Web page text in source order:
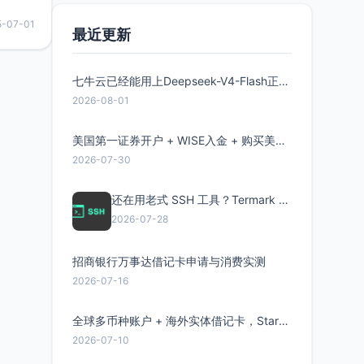
较有
惠的
07-01
最近更新
七牛云已经能用上Deepseek-V4-Flash正式版了，点此领取300万Token
2026-08-01
美国第一证券开户 + WISE入金 + 购买美股全流程分享
2026-07-30
还在用老式 SSH 工具？Termark 新一代跨平台智能SSH客户端了解一下
2026-07-28
招商银行万事达借记卡申请与消费实测
2026-07-16
全球多币种账户 + 海外实体借记卡，Starryblu开户教程与注意事项
2026-07-10